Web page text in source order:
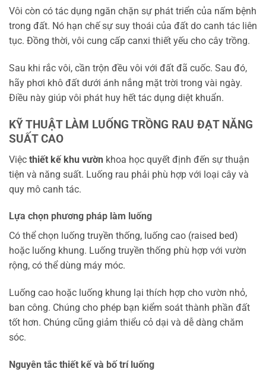
Vôi còn có tác dụng ngăn chặn sự phát triển của nấm bệnh
trong đất. Nó hạn chế sự suy thoái của đất do canh tác liên
tục. Đồng thời, vôi cung cấp canxi thiết yếu cho cây trồng.
Sau khi rắc vôi, cần trộn đều vôi với đất đã cuốc. Sau đó,
hãy phơi khô đất dưới ánh nắng mặt trời trong vài ngày.
Điều này giúp vôi phát huy hết tác dụng diệt khuẩn.
KỸ THUẬT LÀM LUỐNG TRỒNG RAU ĐẠT NĂNG
SUẤT CAO
Việc thiết kế khu vườn khoa học quyết định đến sự thuận
tiện và năng suất. Luống rau phải phù hợp với loại cây và
quy mô canh tác.
Lựa chọn phương pháp làm luống
Có thể chọn luống truyền thống, luống cao (raised bed)
hoặc luống khung. Luống truyền thống phù hợp với vườn
rộng, có thể dùng máy móc.
Luống cao hoặc luống khung lại thích hợp cho vườn nhỏ,
ban công. Chúng cho phép bạn kiểm soát thành phần đất
tốt hơn. Chúng cũng giảm thiểu cỏ dại và dễ dàng chăm
sóc.
Nguyên tắc thiết kế và bố trí luống